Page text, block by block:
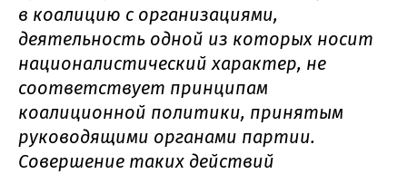
в коалицию с организациями,
деятельность одной из которых носит
националистический характер, не
соответствует принципам
коалиционной политики, принятым
руководящими органами партии.
Совершение таких действий